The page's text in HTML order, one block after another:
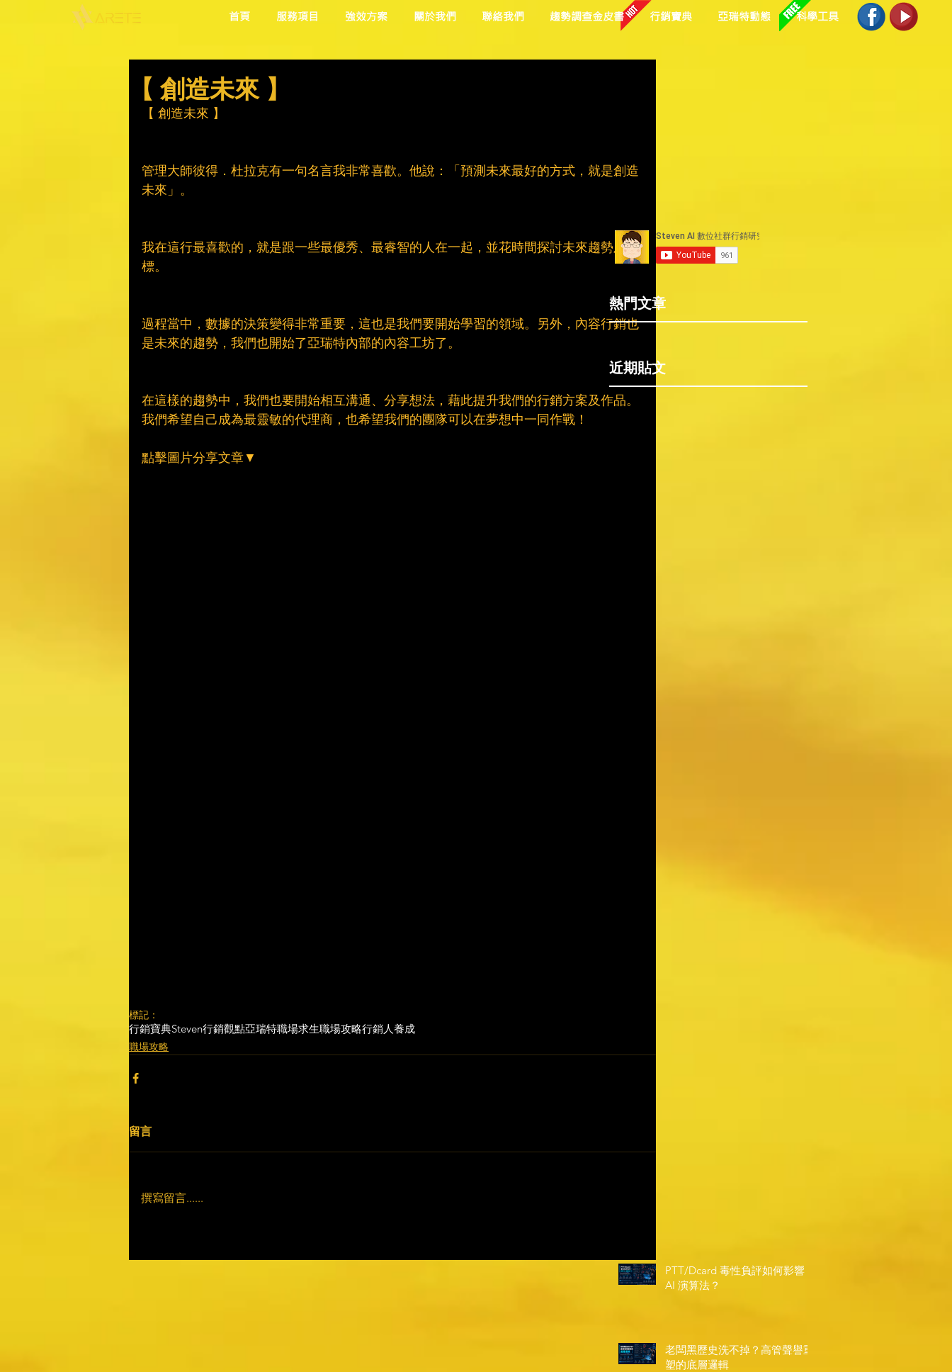
首頁 服務項目 強效方案 關於我們 聯絡我們 趨勢調查金皮書 行銷寶典 亞瑞特動態 科學工具
【 創造未來 】
【 創造未來 】
管理大師彼得．杜拉克有一句名言我非常喜歡。他說：「預測未來最好的方式，就是創造
未來」。
我在這行最喜歡的，就是跟一些最優秀、最睿智的人在一起，並花時間探討未來趨勢及目
標。
過程當中，數據的決策變得非常重要，這也是我們要開始學習的領域。另外，內容行銷也
是未來的趨勢，我們也開始了亞瑞特內部的內容工坊了。
在這樣的趨勢中，我們也要開始相互溝通、分享想法，藉此提升我們的行銷方案及作品。
我們希望自己成為最靈敏的代理商，也希望我們的團隊可以在夢想中一同作戰！
點擊圖片分享文章▼
標記：
行銷寶典Steven行銷觀點亞瑞特職場求生職場攻略行銷人養成
職場攻略
留言
撰寫留言......
熱門文章
近期貼文
PTT/Dcard 毒性負評如何影響
AI 演算法？
老闆黑歷史洗不掉？高管聲譽重
塑的底層邏輯